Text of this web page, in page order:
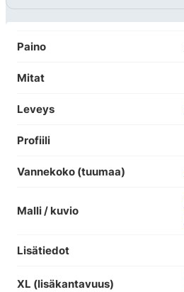
Paino
Mitat
Leveys
Profiili
Vannekoko (tuumaa)
Malli / kuvio
Lisätiedot
XL (lisäkantavuus)